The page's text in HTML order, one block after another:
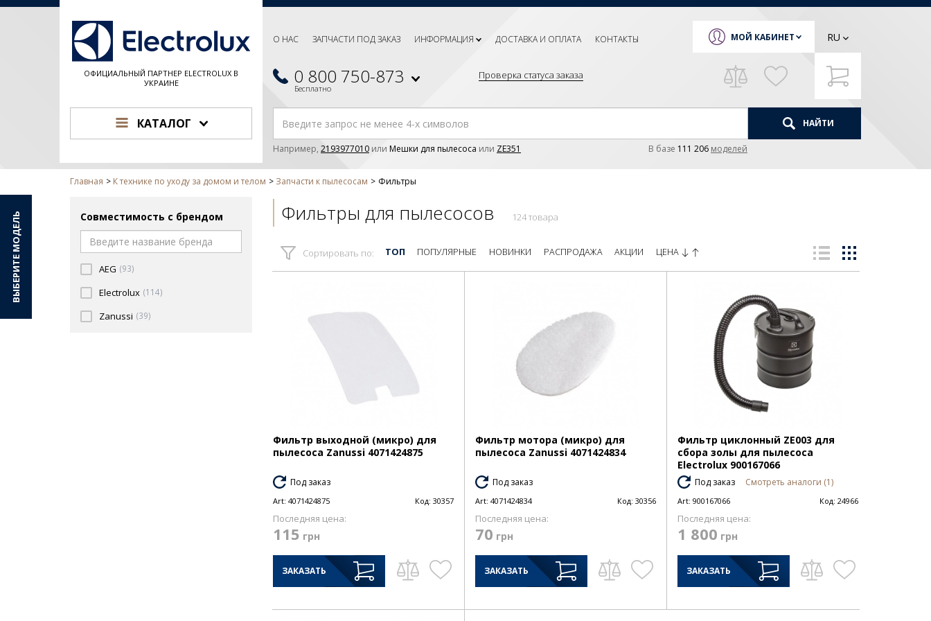
ОФИЦИАЛЬНЫЙ ПАРТНЕР ELECTROLUX В
УКРАИНЕ
О НАС ЗАПЧАСТИ ПОД ЗАКАЗ ИНФОРМАЦИЯ ДОСТАВКА И ОПЛАТА КОНТАКТЫ
0 800 750-873
Бесплатно
Проверка статуса заказа
МОЙ КАБИНЕТ RU
КАТАЛОГ НАЙТИ
Например, 2193977010 или Мешки для пылесоса или ZE351 В базе 111 206 моделей
Главная К технике по уходу за домом и телом Запчасти к пылесосам Фильтры
Совместимость с брендом
AEG (93)
Electrolux (114)
Zanussi (39)
Фильтры для пылесосов 124 товара
Сортировать по: ТОП ПОПУЛЯРНЫЕ НОВИНКИ РАСПРОДАЖА АКЦИИ ЦЕНА
Фильтр выходной (микро) для
пылесоса Zanussi 4071424875
Под заказ
Art: 4071424875 Код: 30357
Последняя цена:
115 грн
ЗАКАЗАТЬ
Фильтр мотора (микро) для
пылесоса Zanussi 4071424834
Под заказ
Art: 4071424834 Код: 30356
Последняя цена:
70 грн
ЗАКАЗАТЬ
Фильтр циклонный ZE003 для
сбора золы для пылесоса
Electrolux 900167066
Под заказ Смотреть аналоги (1)
Art: 900167066 Код: 24966
Последняя цена:
1 800 грн
ЗАКАЗАТЬ
ВЫБЕРИТЕ МОДЕЛЬ